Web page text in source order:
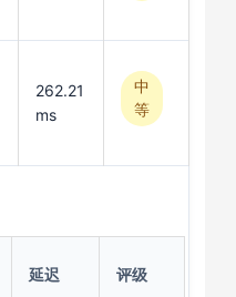
262.21
ms
中
等
延迟 评级